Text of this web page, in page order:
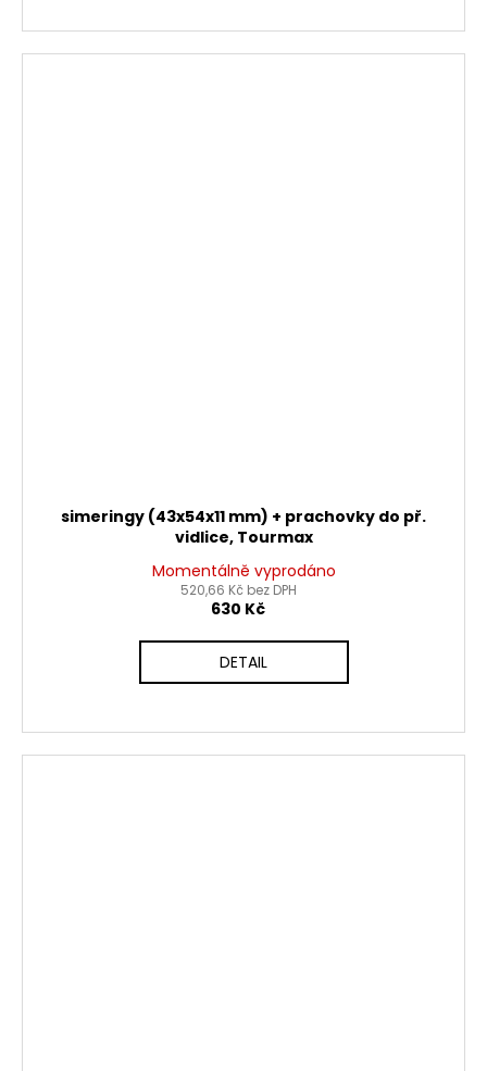
simeringy (43x54x11 mm) + prachovky do př.
vidlice, Tourmax
Momentálně vyprodáno
520,66 Kč bez DPH
630 Kč
DETAIL